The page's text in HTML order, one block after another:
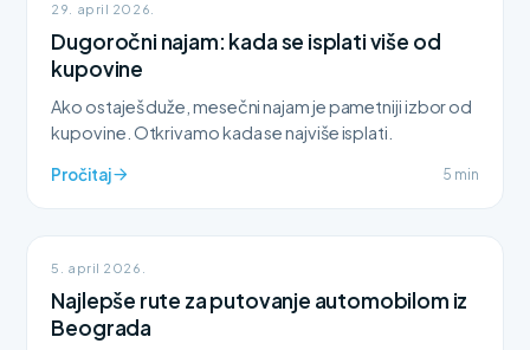
29. april 2026.
Dugoročni najam: kada se isplati više od
kupovine
Ako ostaješ duže, mesečni najam je pametniji izbor od
kupovine. Otkrivamo kada se najviše isplati.
Pročitaj 5 min
5. april 2026.
Najlepše rute za putovanje automobilom iz
Beograda